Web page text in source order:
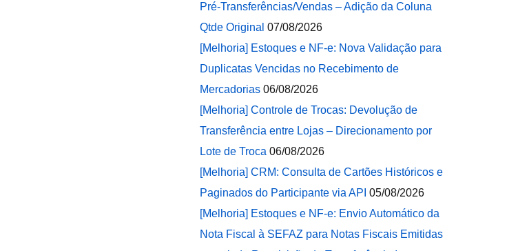
Pré-Transferências/Vendas – Adição da Coluna
Qtde Original 07/08/2026
[Melhoria] Estoques e NF-e: Nova Validação para
Duplicatas Vencidas no Recebimento de
Mercadorias 06/08/2026
[Melhoria] Controle de Trocas: Devolução de
Transferência entre Lojas – Direcionamento por
Lote de Troca 06/08/2026
[Melhoria] CRM: Consulta de Cartões Históricos e
Paginados do Participante via API 05/08/2026
[Melhoria] Estoques e NF-e: Envio Automático da
Nota Fiscal à SEFAZ para Notas Fiscais Emitidas